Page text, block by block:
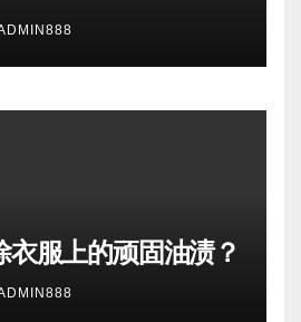
衣服上的顽固油渍？